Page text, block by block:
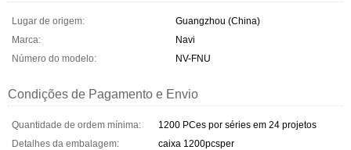
Lugar de origem:
Guangzhou (China)
Marca:
Navi
Número do modelo:
NV-FNU
Condições de Pagamento e Envio
Quantidade de ordem mínima:
1200 PCes por séries em 24 projetos
Detalhes da embalagem:
caixa 1200pcsper